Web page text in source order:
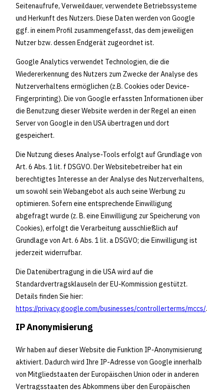
Seitenaufrufe, Verweildauer, verwendete Betriebssysteme
und Herkunft des Nutzers. Diese Daten werden von Google
ggf. in einem Profil zusammengefasst, das dem jeweiligen
Nutzer bzw. dessen Endgerät zugeordnet ist.
Google Analytics verwendet Technologien, die die
Wiedererkennung des Nutzers zum Zwecke der Analyse des
Nutzerverhaltens ermöglichen (z.B. Cookies oder Device-
Fingerprinting). Die von Google erfassten Informationen über
die Benutzung dieser Website werden in der Regel an einen
Server von Google in den USA übertragen und dort
gespeichert.
Die Nutzung dieses Analyse-Tools erfolgt auf Grundlage von
Art. 6 Abs. 1 lit. f DSGVO. Der Websitebetreiber hat ein
berechtigtes Interesse an der Analyse des Nutzerverhaltens,
um sowohl sein Webangebot als auch seine Werbung zu
optimieren. Sofern eine entsprechende Einwilligung
abgefragt wurde (z. B. eine Einwilligung zur Speicherung von
Cookies), erfolgt die Verarbeitung ausschließlich auf
Grundlage von Art. 6 Abs. 1 lit. a DSGVO; die Einwilligung ist
jederzeit widerrufbar.
Die Datenübertragung in die USA wird auf die
Standardvertragsklauseln der EU-Kommission gestützt.
Details finden Sie hier:
https://privacy.google.com/businesses/controllerterms/mccs/.
IP Anonymisierung
Wir haben auf dieser Website die Funktion IP-Anonymisierung
aktiviert. Dadurch wird Ihre IP-Adresse von Google innerhalb
von Mitgliedstaaten der Europäischen Union oder in anderen
Vertragsstaaten des Abkommens über den Europäischen